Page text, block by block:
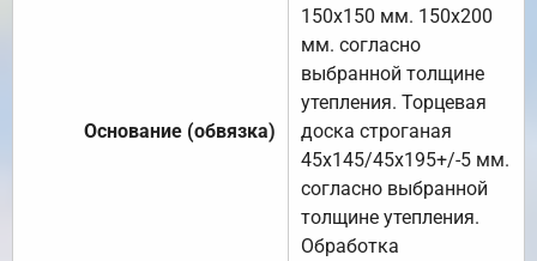
Основание (обвязка)
150х150 мм. 150х200
мм. согласно
выбранной толщине
утепления. Торцевая
доска строганая
45х145/45х195+/-5 мм.
согласно выбранной
толщине утепления.
Обработка